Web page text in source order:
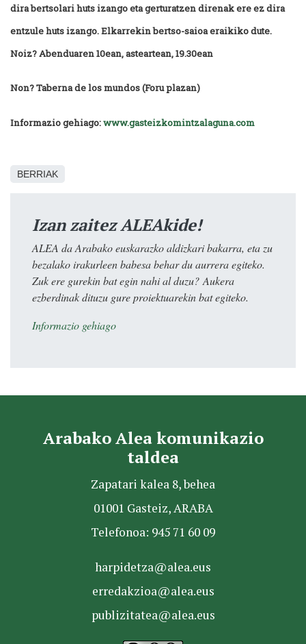
dira bertsolari huts izango eta gerturatzen direnak ere ez dira
entzule huts izango. Elkarrekin bertso-saioa eraikiko dute.
Noiz? Abenduaren 10ean, asteartean, 19.30ean
Non? Taberna de los mundos (Foru plazan)
Informazio gehiago:www.gasteizkomintzalaguna.com
BERRIAK
Izan zaitez ALEAkide!
ALEA da Arabako euskarazko aldizkari bakarra, eta zu
bezalako irakurleen babesa behar du aurrera egiteko.
Zuk ere gurekin bat egin nahi al duzu? Aukera
ezberdinak dituzu gure proiektuarekin bat egiteko.
Informazio gehiago
Arabako Alea komunikazio
taldea
Zapatari kalea 8, behea
01001 Gasteiz, ARABA
Telefonoa: 945 71 60 09
harpidetza@alea.eus
erredakzioa@alea.eus
publizitatea@alea.eus